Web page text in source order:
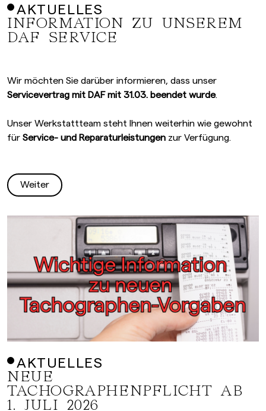
AKTUELLES
INFORMATION ZU UNSEREM
DAF SERVICE
Wir möchten Sie darüber informieren, dass unser
Servicevertrag mit DAF mit 31.03. beendet wurde.
Unser Werkstattteam steht Ihnen weiterhin wie gewohnt
für Service- und Reparaturleistungen zur Verfügung.
Weiter
AKTUELLES
NEUE
TACHOGRAPHENPFLICHT AB
1. JULI 2026